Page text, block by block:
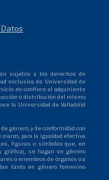
sujetos a los derechos de
exclusiva de Universidad de
no confiere al adquiriente
o distribución del mismo
la Universidad de Valladolid
género, y de conformidad con
marzo, para la igualdad efectiva
figuras o símbolos que, en
gráfica), se hagan en género
o miembros de órganos o a
tanto en género femenino